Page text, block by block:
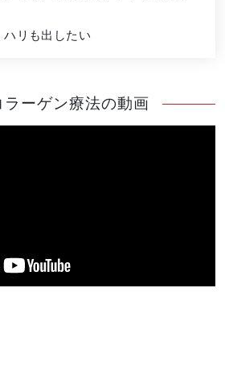
リも出したい
ラーゲン療法の動画